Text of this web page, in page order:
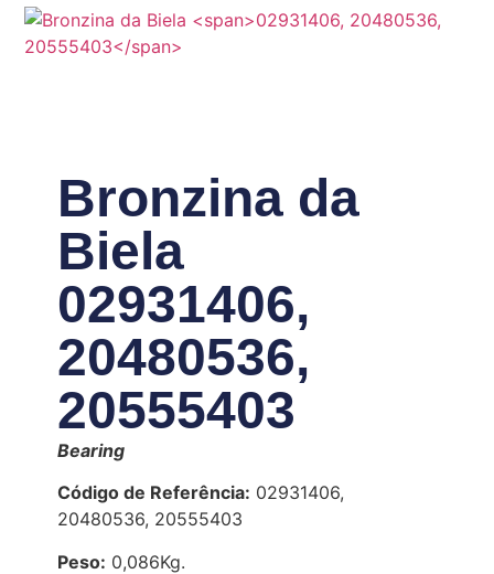
Bronzina da
Biela
02931406,
20480536,
20555403
Bearing
Código de Referência: 02931406,
20480536, 20555403
Peso: 0,086Kg.